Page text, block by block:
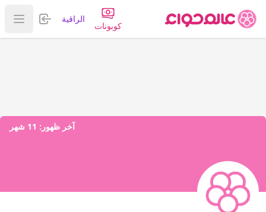
كوبونات
الراقية تسجيل
عرض
آخر ظهور: 11 شهر